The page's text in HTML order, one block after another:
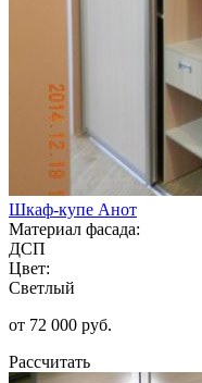
Шкаф-купе Анот
Материал фасада:
ДСП
Цвет:
Светлый
от 72 000 руб.
Рассчитать